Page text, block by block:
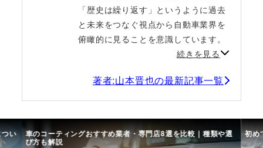
「歴史は繰り返す」というように過去
と未来をつなぐ視点から自動車業界を
俯瞰的に見ることを意識しています。
続きを見る
著者:山本晋也の最新記事一覧
い 車のコーティングおすすめ業者・専門店8選を比較｜種類や選
び方も解説
初め